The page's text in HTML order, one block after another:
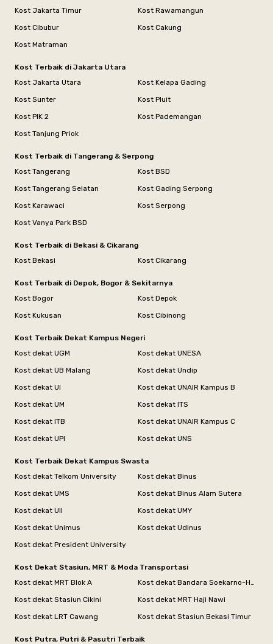
Kost Jakarta Timur
Kost Rawamangun
Kost Cibubur
Kost Cakung
Kost Matraman
Kost Terbaik di Jakarta Utara
Kost Jakarta Utara
Kost Kelapa Gading
Kost Sunter
Kost Pluit
Kost PIK 2
Kost Pademangan
Kost Tanjung Priok
Kost Terbaik di Tangerang & Serpong
Kost Tangerang
Kost BSD
Kost Tangerang Selatan
Kost Gading Serpong
Kost Karawaci
Kost Serpong
Kost Vanya Park BSD
Kost Terbaik di Bekasi & Cikarang
Kost Bekasi
Kost Cikarang
Kost Terbaik di Depok, Bogor & Sekitarnya
Kost Bogor
Kost Depok
Kost Kukusan
Kost Cibinong
Kost Terbaik Dekat Kampus Negeri
Kost dekat UGM
Kost dekat UNESA
Kost dekat UB Malang
Kost dekat Undip
Kost dekat UI
Kost dekat UNAIR Kampus B
Kost dekat UM
Kost dekat ITS
Kost dekat ITB
Kost dekat UNAIR Kampus C
Kost dekat UPI
Kost dekat UNS
Kost Terbaik Dekat Kampus Swasta
Kost dekat Telkom University
Kost dekat Binus
Kost dekat UMS
Kost dekat Binus Alam Sutera
Kost dekat UII
Kost dekat UMY
Kost dekat Unimus
Kost dekat Udinus
Kost dekat President University
Kost Dekat Stasiun, MRT & Moda Transportasi
Kost dekat MRT Blok A
Kost dekat Bandara Soekarno-Hatta
Kost dekat Stasiun Cikini
Kost dekat MRT Haji Nawi
Kost dekat LRT Cawang
Kost dekat Stasiun Bekasi Timur
Kost Putra, Putri & Pasutri Terbaik